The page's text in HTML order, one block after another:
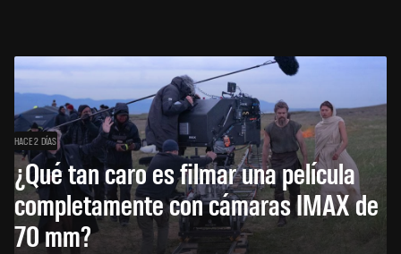
HACE 2 DÍAS
¿Qué tan caro es filmar una película
completamente con cámaras IMAX de
70 mm?